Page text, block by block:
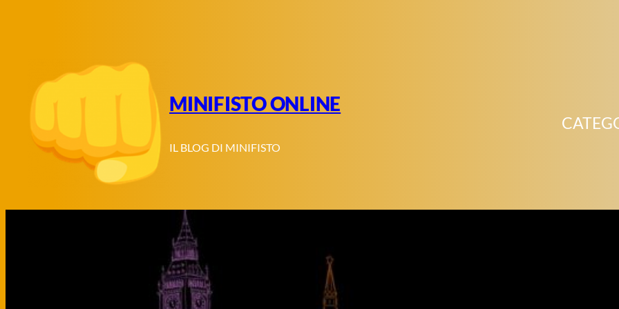
MINIFISTO ONLINE
IL BLOG DI MINIFISTO